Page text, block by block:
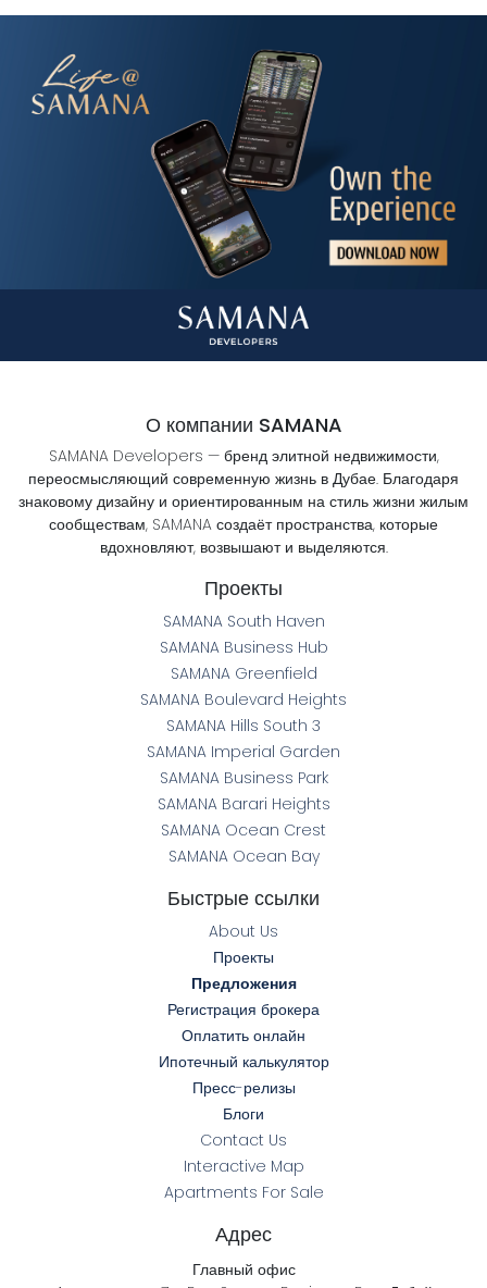
О компании SAMANA
SAMANA Developers — бренд элитной недвижимости,
переосмысляющий современную жизнь в Дубае. Благодаря
знаковому дизайну и ориентированным на стиль жизни жилым
сообществам, SAMANA создаёт пространства, которые
вдохновляют, возвышают и выделяются.
Проекты
SAMANA South Haven
SAMANA Business Hub
SAMANA Greenfield
SAMANA Boulevard Heights
SAMANA Hills South 3
SAMANA Imperial Garden
SAMANA Business Park
SAMANA Barari Heights
SAMANA Ocean Crest
SAMANA Ocean Bay
Быстрые ссылки
About Us
Проекты
Предложения
Регистрация брокера
Оплатить онлайн
Ипотечный калькулятор
Пресс-релизы
Блоги
Contact Us
Interactive Map
Apartments For Sale
Адрес
Главный офис